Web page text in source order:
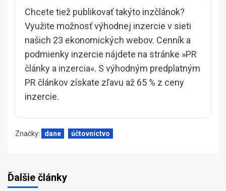
Chcete tiež publikovať takýto inzčlánok?
Využite možnosť výhodnej inzercie v sieti
našich 23 ekonomických webov. Cenník a
podmienky inzercie nájdete na stránke »PR
články a inzercia«. S výhodným predplatným
PR článkov získate zľavu až 65 % z ceny
inzercie.
Značky: dane účtovníctvo
Ďalšie články